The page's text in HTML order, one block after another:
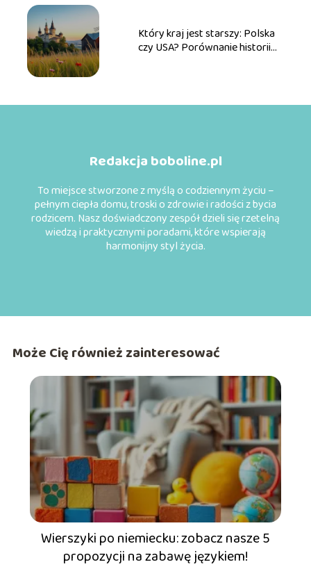
Który kraj jest starszy: Polska
czy USA? Porównanie historii
Redakcja boboline.pl
To miejsce stworzone z myślą o codziennym życiu –
pełnym ciepła domu, troski o zdrowie i radości z bycia
rodzicem. Nasz doświadczony zespół dzieli się rzetelną
wiedzą i praktycznymi poradami, które wspierają
harmonijny styl życia.
Może Cię również zainteresować
Wierszyki po niemiecku: zobacz nasze 5
propozycji na zabawę językiem!